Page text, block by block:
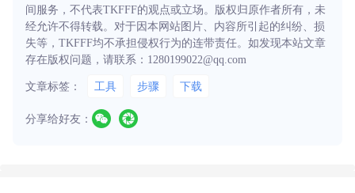
间服务，不代表TKFFF的观点或立场。版权归原作者所有，未
经允许不得转载。对于因本网站图片、内容所引起的纠纷、损
失等，TKFFF均不承担侵权行为的连带责任。如发现本站文章
存在版权问题，请联系：1280199022@qq.com
文章标签： 工具 步骤 下载
分享给好友：